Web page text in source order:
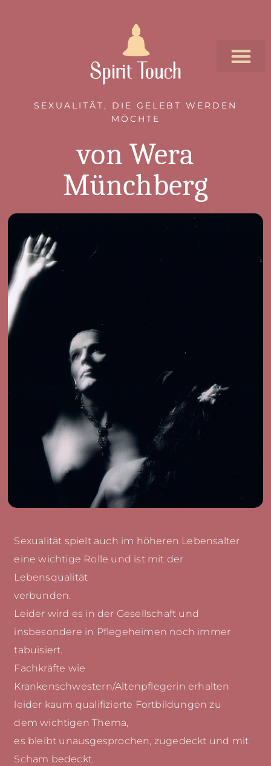
SEXUALITÄT, DIE GELEBT WERDEN
MÖCHTE
von Wera
Münchberg
Sexualität spielt auch im höheren Lebensalter
eine wichtige Rolle und ist mit der
Lebensqualität
verbunden.
Leider wird es in der Gesellschaft und
insbesondere in Pflegeheimen noch immer
tabuisiert.
Fachkräfte wie
Krankenschwestern/Altenpflegerin erhalten
leider kaum qualifizierte Fortbildungen zu
dem wichtigen Thema,
es bleibt unausgesprochen, zugedeckt und mit
Scham bedeckt.